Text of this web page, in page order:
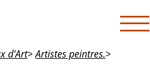
d'Art>Artistes peintres.>